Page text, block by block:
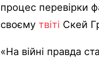
процес перевірки
своєму твіті Скей
«На війні правда